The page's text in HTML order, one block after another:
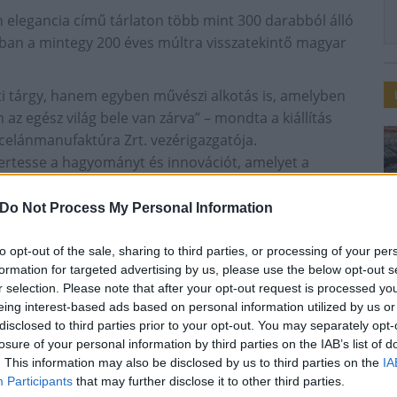
Do Not Process My Personal Information
opt-out of the sale, sharing to third parties, or processing of your
for targeted advertising by us, please use the below opt-out
selection. Please note that after your opt-out request is processed
interest-based ads based on personal information utilized by us
to third parties prior to your opt-out. You may separately
of your personal information by third parties on the IAB’s list of
This information may also be disclosed by us to third parties on the
Participants that may further disclose it to other third parties.
elegancia című tárlaton több mint 300 darabból álló
a mintegy 200 éves múltra visszatekintő magyar
hanem egyben művészi alkotás is, amelyben
egész világ bele van zárva” – mondta a kiállítás
Zrt. vezérigazgatója.
a hagyományt és innovációt, amelyet a
köt össze embereket, városokat, földrajzi
ünnepet jelent – mondta Simon Attila.
létrejött tárlat látogatói bepillantást kaphatnak a
technológiájába, de elsősorban a formák és
herendi motívum, a Viktória, a Rotschild és
megrendelői közé tartoztak.
porcelánüzem termékpalettáján ma már több
350-400 új terméket állítanak elő, amelyekből a